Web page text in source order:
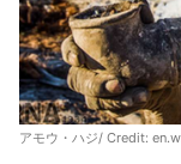
アモウ・ハジ/ Credit: